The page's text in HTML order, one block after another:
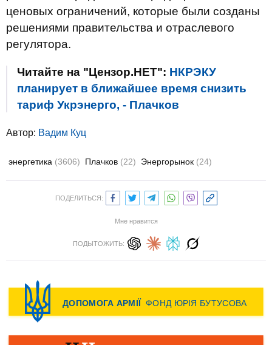
ценовых ограничений, которые были созданы
решениями правительства и отраслевого
регулятора.
Читайте на "Цензор.НЕТ": НКРЭКУ
планирует в ближайшее время снизить
тариф Укрэнерго, - Плачков
Автор: Вадим Куц
энергетика (3606) Плачков (22) Энергорынок (24)
ПОДЕЛИТЬСЯ:
Мне нравится
ПОДЫТОЖИТЬ: